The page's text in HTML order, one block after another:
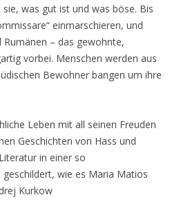
was gut ist und was böse. Bis
einmarschieren, und
– das gewohnte,
vorbei. Menschen werden aus
Bewohner bangen um ihre
Leben mit all seinen Freuden
Geschichten von Hass und
in einer so
wie es Maria Matios
Kurkow